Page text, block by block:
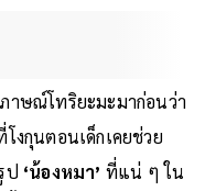
าษณ์โทริยะมะมาก่อนว่า
งกุนตอนเด็กเคยช่วย
ป ‘น้องหมา’ ที่แน่ ๆ ใน